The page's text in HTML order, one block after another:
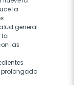
la
general
la
las
prolongado